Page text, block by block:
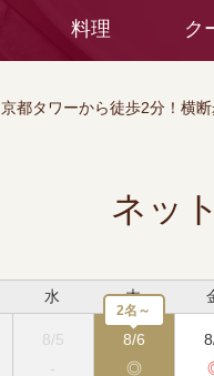
料理 ク
京都タワーから徒歩2分！横
ネッ
水 木
8/5
-
8/6
◎
2名～